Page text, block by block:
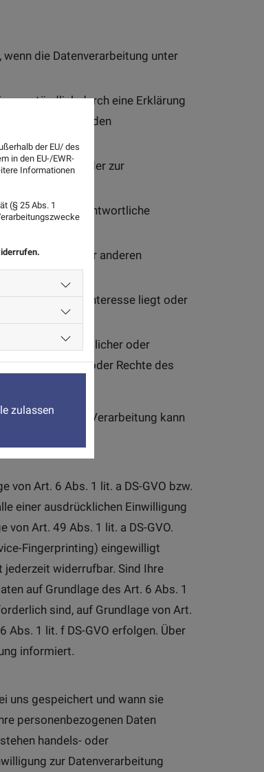
die Datenverarbeitung unter
durch eine Erklärung
der ihn betreffenden
Betroffene ist, oder zur
ist, der der Verantwortliche
oder einer anderen
im öffentlichen Interesse liegt oder
rechtlicher oder
Interessen oder Rechte des
an. Eine Verarbeitung kann
von Art. 6 Abs. 1 lit. a DS-GVO bzw.
einer ausdrücklichen Einwilligung
Art. 49 Abs. 1 lit. a DS-GVO.
Fingerprinting) eingewilligt
jederzeit widerrufbar. Sind Ihre
auf Grundlage des Art. 6 Abs. 1
sind, auf Grundlage von Art.
Abs. 1 lit. f DS-GVO erfolgen. Über
informiert.
uns gespeichert und wann sie
personenbezogenen Daten
handels- oder
zur Datenverarbeitung
der EU/ des
in den EU-/EWR-
Informationen
(§ 25 Abs. 1
zulassen